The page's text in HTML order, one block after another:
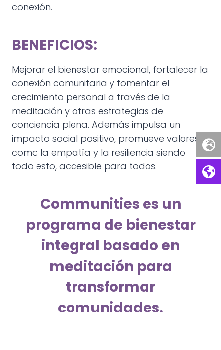
conexión.
BENEFICIOS:
Mejorar el bienestar emocional, fortalecer la
conexión comunitaria y fomentar el
crecimiento personal a través de la
meditación y otras estrategias de
conciencia plena. Además impulsa un
impacto social positivo, promueve valores
como la empatía y la resiliencia siendo
todo esto, accesible para todos.
Communities es un
programa de bienestar
integral basado en
meditación para
transformar
comunidades.